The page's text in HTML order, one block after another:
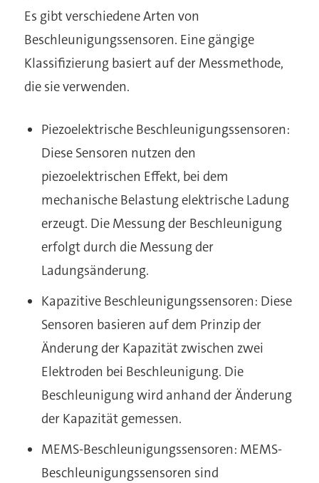
Es gibt verschiedene Arten von
Beschleunigungssensoren. Eine gängige
Klassifizierung basiert auf der Messmethode,
die sie verwenden.
Piezoelektrische Beschleunigungssensoren:
Diese Sensoren nutzen den
piezoelektrischen Effekt, bei dem
mechanische Belastung elektrische Ladung
erzeugt. Die Messung der Beschleunigung
erfolgt durch die Messung der
Ladungsänderung.
Kapazitive Beschleunigungssensoren: Diese
Sensoren basieren auf dem Prinzip der
Änderung der Kapazität zwischen zwei
Elektroden bei Beschleunigung. Die
Beschleunigung wird anhand der Änderung
der Kapazität gemessen.
MEMS-Beschleunigungssensoren: MEMS-
Beschleunigungssensoren sind